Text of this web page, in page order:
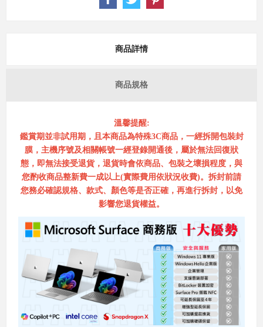
商品詳情
商品規格
溫馨提醒:
鑑賞期並非試用期，且本商品為特殊3C商品，一經拆開包裝封
膜，主機序號及相關帳號一經登錄開通後，屬於無法回復狀
態，即無法接受退貨，退貨時會依商品、包裝之壞損程度，與
您酌收商品整新費一成以上(實際費用依狀況收費)。拆封前請
您務必確認規格、款式、顏色等是否正確，再進行拆封，以免
影響您退貨權益。